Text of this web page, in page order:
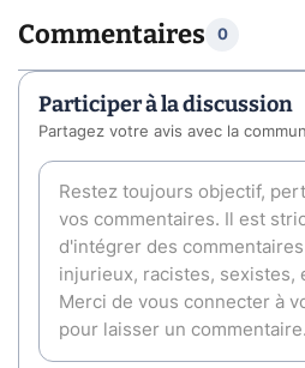
Commentaires 0
Participer à la discussion
Partagez votre avis avec la